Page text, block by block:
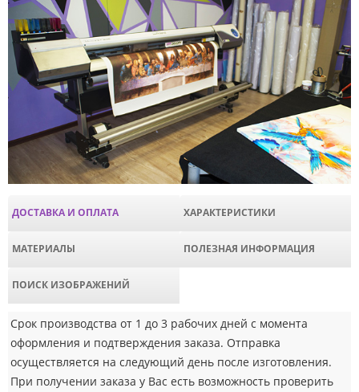
ДОСТАВКА И ОПЛАТА ХАРАКТЕРИСТИКИ
МАТЕРИАЛЫ ПОЛЕЗНАЯ ИНФОРМАЦИЯ
ПОИСК ИЗОБРАЖЕНИЙ
Срок производства от 1 до 3 рабочих дней с момента
оформления и подтверждения заказа. Отправка
осуществляется на следующий день после изготовления.
При получении заказа у Вас есть возможность проверить